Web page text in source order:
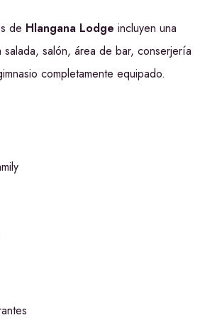
de Hlangana Lodge incluyen una
salada, salón, área de bar, conserjería
completamente equipado.